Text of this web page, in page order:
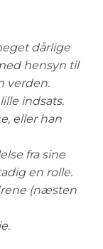
dårlige
hensyn til
verden.
indsats.
eller han
fra sine
en rolle.
(næsten